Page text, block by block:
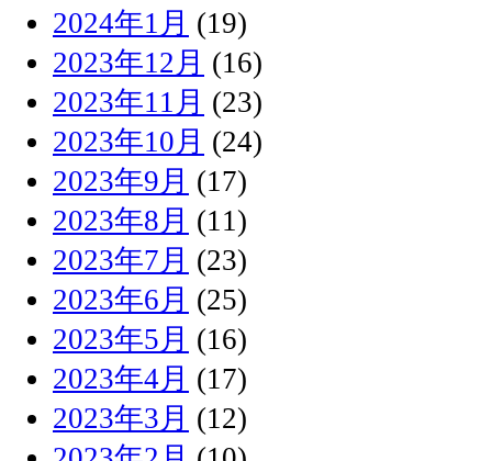
2024年1月 (19)
2023年12月 (16)
2023年11月 (23)
2023年10月 (24)
2023年9月 (17)
2023年8月 (11)
2023年7月 (23)
2023年6月 (25)
2023年5月 (16)
2023年4月 (17)
2023年3月 (12)